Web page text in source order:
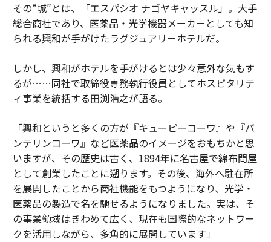
その“城”とは、「エスパシオ ナゴヤキャッスル」。大手
総合商社であり、医薬品・光学機器メーカーとしても知
られる興和が手がけたラグジュアリーホテルだ。
しかし、興和がホテルを手がけるとは少々意外な気もす
るが……同社で取締役専務執行役員としてホスピタリテ
ィ事業を統括する田渕浩之が語る。
「興和というと多くの方が『キューピーコーワ』や『バ
ンテリンコーワ』など医薬品のイメージをおもちかと思
いますが、その歴史は古く、1894年に名古屋で綿布問屋
として創業したことに遡ります。その後、海外へ駐在所
を展開したことから商社機能をもつようになり、光学・
医薬品の製造で名を馳せるようになりました。実は、そ
の事業領域はきわめて広く、現在も国際的なネットワー
クを活用しながら、多角的に展開しています」